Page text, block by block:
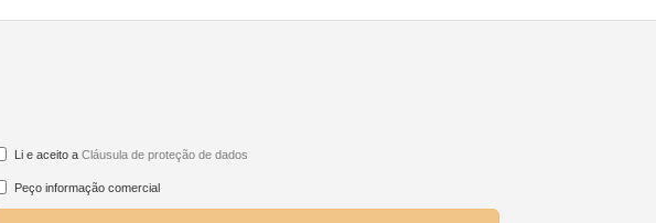
Li e aceito a Cláusula de proteção de dados
Peço informação comercial